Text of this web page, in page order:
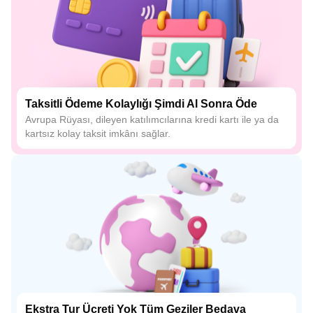
Taksitli Ödeme Kolaylığı Şimdi Al Sonra Öde
Avrupa Rüyası, dileyen katılımcılarına kredi kartı ile ya da
kartsız kolay taksit imkânı sağlar.
Ekstra Tur Ücreti Yok Tüm Geziler Bedava